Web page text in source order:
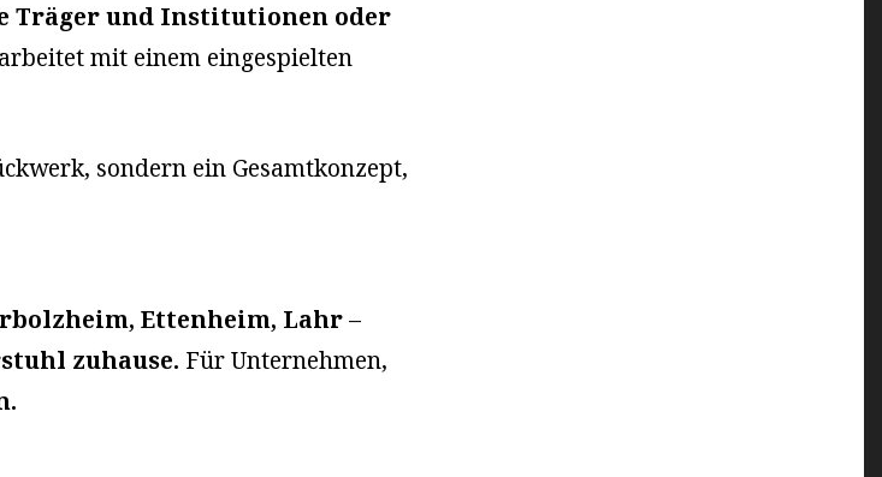
Träger und Institutionen oder
arbeitet mit einem eingespielten
sondern ein Gesamtkonzept,
Ettenheim, Lahr–
zuhause. Für Unternehmen,